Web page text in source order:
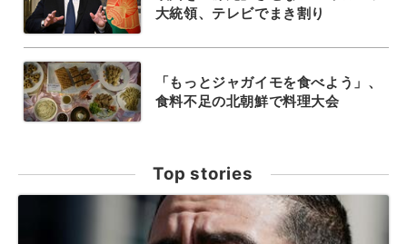
大統領、テレビでまき割り
「もっとジャガイモを食べよう」、
食料不足の北朝鮮で料理大会
Top stories